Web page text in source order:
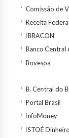
Comissão de
Receita
IBRACON
Banco Central
Bovespa
B. Central do
Portal Brasil
InfoMoney
ISTOÉ Dinheiro